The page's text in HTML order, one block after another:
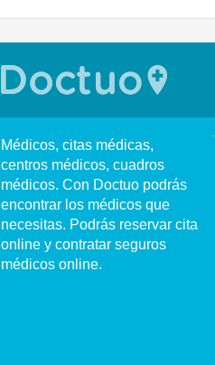
Médicos, citas médicas,
centros médicos, cuadros
médicos. Con Doctuo podrás
encontrar los médicos que
necesitas. Podrás reservar cita
online y contratar seguros
médicos online.